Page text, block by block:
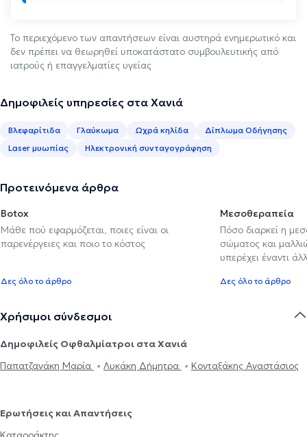
Το περιεχόμενο των απαντήσεων είναι αυστηρά ενημερωτικό και
δεν πρέπει να θεωρηθεί υποκατάστατο συμβουλευτικής από
ιατρούς ή επαγγελματίες υγείας
Δημοφιλείς υπηρεσίες στα Χανιά
Βλεφαρίτιδα Γλαύκωμα Ωχρά κηλίδα
Δίπλωμα Οδήγησης
Laser μυωπίας
Ηλεκτρονική συνταγογράφηση
Προτεινόμενα άρθρα
Botox
Μάθε πού εφαρμόζεται, ποιες είναι οι
παρενέργειες και ποιο το κόστος
Δες όλο το άρθρο
Μεσοθεραπεία
Πόσο διαρκεί η
σώματος και
υπερέχει έναντι
Δες όλο το άρθρο
Χρήσιμοι σύνδεσμοι
Δημοφιλείς Οφθαλμίατροι στα Χανιά
Παπατζανάκη Μαρία
Λυκάκη Δήμητρα Κονταξάκης Αναστάσιος
Ερωτήσεις και Απαντήσεις